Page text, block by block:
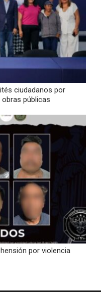
ciudadanos por
públicas
por violencia